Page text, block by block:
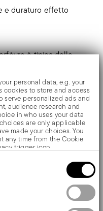
personal data, e.g. your
cookies to store and access
serve personalized ads and
audience research and
in who uses your data
are only applicable
made your choices. You
any time from the Cookie
trigger icon.
geographical location
scanning it for specific
data is processed and set
e duraturo effetto
è tipica delle
La lama viene
di un
che
ottimale. Si tratta di
oggi avviene
post-